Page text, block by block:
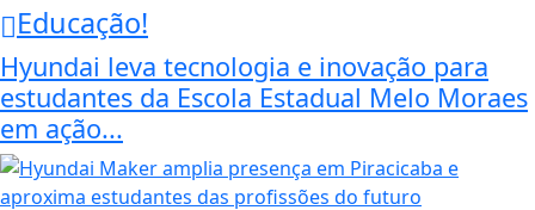
Educação!
Hyundai leva tecnologia e inovação para
estudantes da Escola Estadual Melo Moraes
em ação...